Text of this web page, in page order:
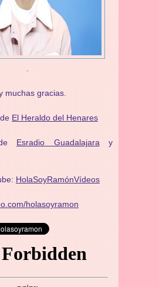
muchas gracias.
El Heraldo del Henares
Esradio Guadalajara y
HolaSoyRamónVídeos
holasoyramon